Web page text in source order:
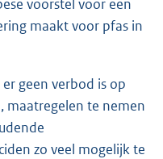
voorstel voor een
maakt voor pfas in
geen verbod is op
maatregelen te nemen
zo veel mogelijk te